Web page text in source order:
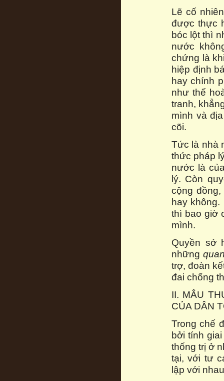
Lẽ cố
được thực
bóc lột thì
nước
chứng là
hiệp định
hay chính
như thế
tranh,
mình và
cõi.
Tức là nhà
thức pháp
nước là
lý. Còn
cộng
hay không.
thì bao giờ
mình.
Quyền sở
những
trợ, đoàn
đai chống
II. MÂU
CỦA DÂN
Trong chế
bởi tính
thống trị ở
tại, với tư
lập với